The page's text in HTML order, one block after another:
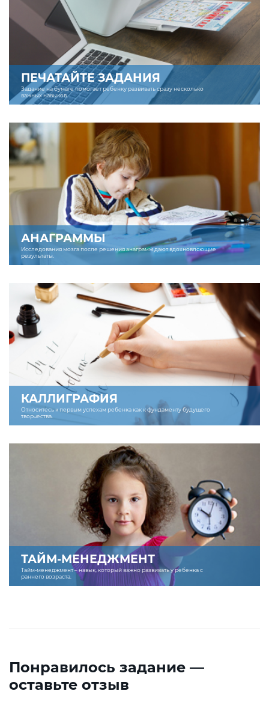
ПЕЧАТАЙТЕ ЗАДАНИЯ
Задание на бумаге помогает ребенку развивать сразу несколько
важных навыков.
АНАГРАММЫ
Исследования мозга после решения анаграмм дают вдохновляющие
результаты.
КАЛЛИГРАФИЯ
Относитесь к первым успехам ребенка как к фундаменту будущего
творчества.
ТАЙМ-МЕНЕДЖМЕНТ
Тайм-менеджмент – навык, который важно развивать у ребенка с
раннего возраста.
Понравилось задание —
оставьте отзыв